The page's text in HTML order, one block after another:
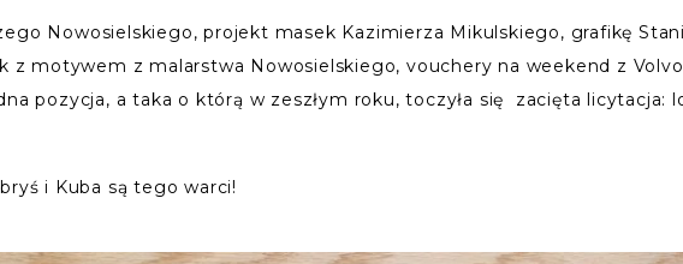
Nowosielskiego, projekt masek Kazimierza Mikulskiego, grafikę
z motywem z malarstwa Nowosielskiego, vouchery na weekend z
pozycja, a taka o którą w zeszłym roku, toczyła się zacięta licytacja:
i Kuba są tego warci!